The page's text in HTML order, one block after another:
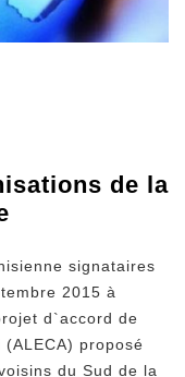
de la
signataires
2015 à
d`accord de
proposé
du Sud de la